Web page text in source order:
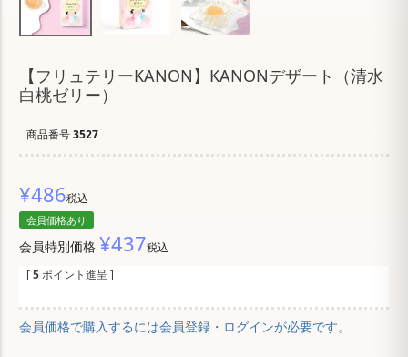
【フリュテリーKANON】KANONデザート（清水
白桃ゼリー）
商品番号3527
¥486税込
会員価格あり
会員特別価格 ¥437税込
[5ポイント進呈 ]
会員価格で購入するには会員登録・ログインが必要です。